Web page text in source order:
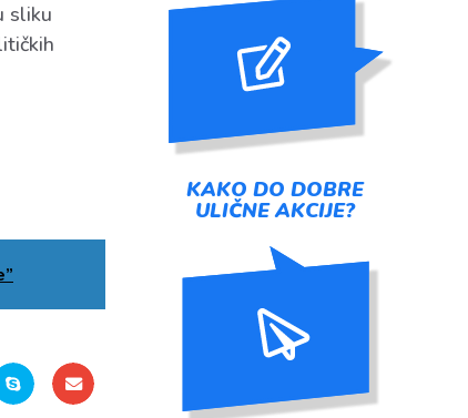
sliku
KAKO DO DOBRE
ULIČNE AKCIJE?